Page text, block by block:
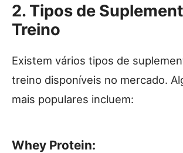
2. Tipos de
Treino
Existem vários tipos de
treino disponíveis no mercado.
mais populares incluem:
Whey Protein: